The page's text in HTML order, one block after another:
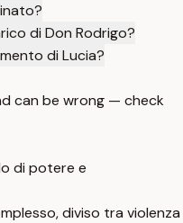
di Don Rodrigo?
di Lucia?
can be wrong — check
di potere e
diviso tra violenza